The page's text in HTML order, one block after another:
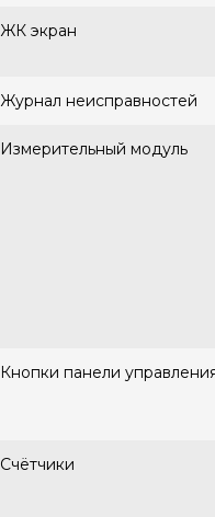
ЖК экран
Журнал неисправностей
Измерительный модуль
Кнопки панели
Счётчики